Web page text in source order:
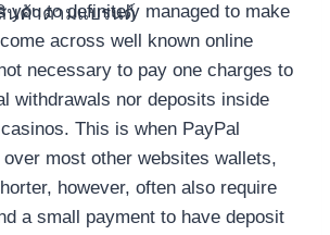
นค้าตามแบรนด์
you to definitely managed to make
across well known online
necessary to pay one charges to
withdrawals nor deposits inside
This is when PayPal
most other websites wallets,
however, often also require
a small payment to have deposit